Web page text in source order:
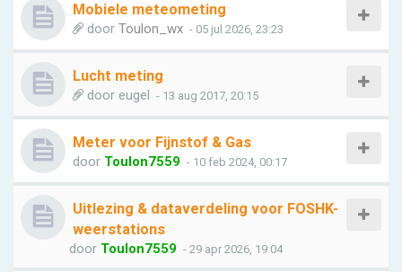
Mobiele meteometing
door Toulon_wx - 05 jul 2026, 23:23
Lucht meting
door eugel - 13 aug 2017, 20:15
Meter voor Fijnstof & Gas
door Toulon7559 - 10 feb 2024, 00:17
Uitlezing & dataverdeling voor FOSHK-
weerstations
door Toulon7559 - 29 apr 2026, 19:04